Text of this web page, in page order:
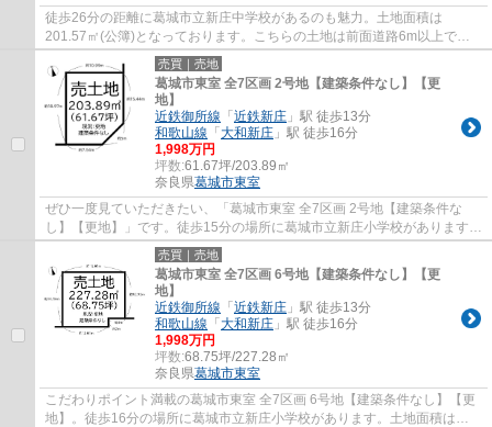
徒歩26分の距離に葛城市立新庄中学校があるのも魅力。土地面積は
201.57㎡(公簿)となっております。こちらの土地は前面道路6m以上で
す。駅まで徒歩13分でアクセス可能です。ダイコーが...
売買｜売地
葛城市東室 全7区画 2号地【建築条件なし】【更
地】
近鉄御所線 「 近鉄新庄 」駅 徒歩13分
和歌山線 「 大和新庄 」駅 徒歩16分
1,998万円
坪数:61.67坪/203.89㎡
奈良県葛城市東室
ぜひ一度見ていただきたい、「葛城市東室 全7区画 2号地【建築条件な
し】【更地】」です。徒歩15分の場所に葛城市立新庄小学校があります。
お目当ての建築会社やハウスメーカーで、マ...
売買｜売地
葛城市東室 全7区画 6号地【建築条件なし】【更
地】
近鉄御所線 「 近鉄新庄 」駅 徒歩13分
和歌山線 「 大和新庄 」駅 徒歩16分
1,998万円
坪数:68.75坪/227.28㎡
奈良県葛城市東室
こだわりポイント満載の葛城市東室 全7区画 6号地【建築条件なし】【更
地】。徒歩16分の場所に葛城市立新庄小学校があります。土地面積は